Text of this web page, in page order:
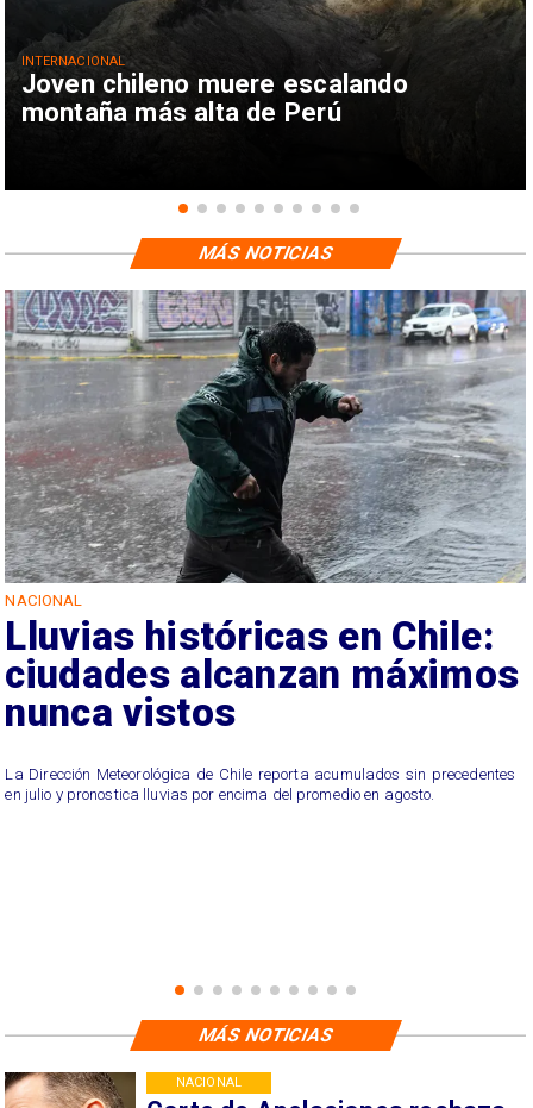
Joven chileno muere escalando
montaña más alta de Perú
INTERNACIONAL
NACIONAL
Lluvias históricas en Chile:
ciudades alcanzan máximos
nunca vistos
La Dirección Meteorológica de Chile reporta acumulados sin precedentes
en julio y pronostica lluvias por encima del promedio en agosto.
MÁS NOTICIAS
NACIONAL
MÁS NOTICIAS